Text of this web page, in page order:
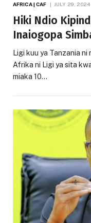
AFRICA | CAF JULY 29, 2024
Hiki Ndio
Inaiogopa
Ligi kuu ya Tanzania ni
Afrika ni Ligi ya sita
miaka 10…